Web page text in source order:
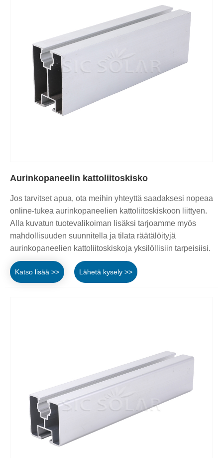
Aurinkopaneelin kattoliitoskisko
Jos tarvitset apua, ota meihin yhteyttä saadaksesi nopeaa
online-tukea aurinkopaneelien kattoliitoskiskoon liittyen.
Alla kuvatun tuotevalikoiman lisäksi tarjoamme myös
mahdollisuuden suunnitella ja tilata räätälöityjä
aurinkopaneelien kattoliitoskiskoja yksilöllisiin tarpeisiisi.
Katso lisää >> Lähetä kysely >>